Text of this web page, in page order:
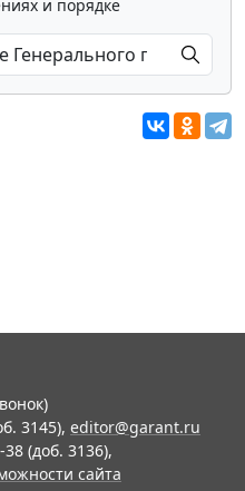
и порядке
3145), editor@garant.ru
(доб. 3136),
сайта